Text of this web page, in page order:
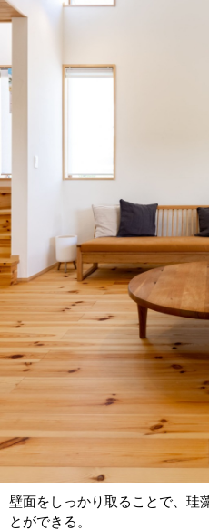
壁面をしっかり取ることで、珪
とができる。